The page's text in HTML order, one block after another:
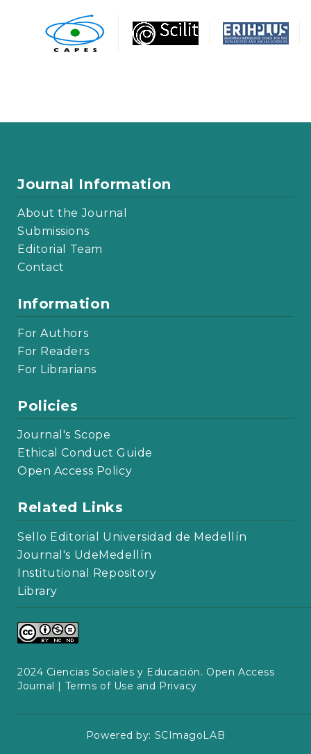
Journal Information
About the Journal
Submissions
Editorial Team
Contact
Information
For Authors
For Readers
For Librarians
Policies
Journal's Scope
Ethical Conduct Guide
Open Access Policy
Related Links
Sello Editorial Universidad de Medellín
Journal's UdeMedellín
Institutional Repository
Library
2024 Ciencias Sociales y Educación. Open Access
Journal | Terms of Use and Privacy
Powered by: SCImagoLAB